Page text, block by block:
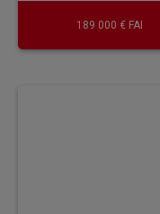
189 000 € FAI